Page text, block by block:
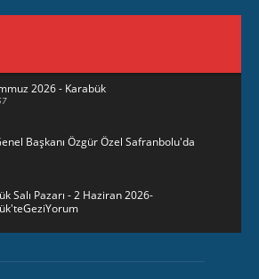
2026 - Karabük
Başkanı Özgür Özel Safranbolu'da
Salı Pazarı - 2 Haziran 2026-